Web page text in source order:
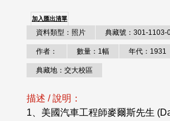
加入匯出清單
資料類型：照片 典藏號：301-1103-
作者： 數量：1幅 年代：1931
典藏地：交大校區
描述 / 說明：
1、美國汽車工程師麥爾斯先生